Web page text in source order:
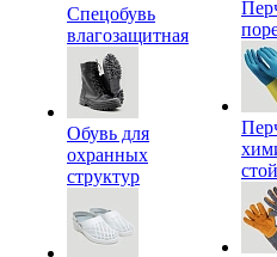
Спецобувь
влагозащитная
Обувь для
охранных
структур